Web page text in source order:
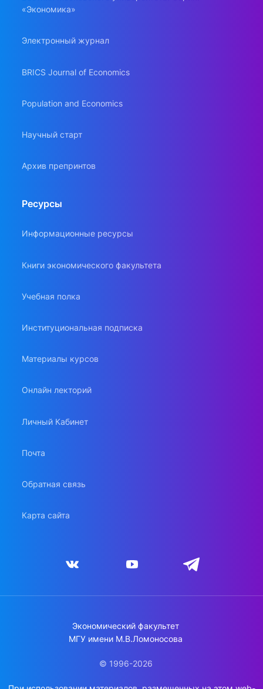
«Экономика»
Электронный журнал
BRICS Journal of Economics
Population and Economics
Научный старт
Архив препринтов
Ресурсы
Информационные ресурсы
Книги экономического факультета
Учебная полка
Институциональная подписка
Материалы курсов
Онлайн лекторий
Личный Кабинет
Почта
Обратная связь
Карта сайта
Экономический факультет
МГУ имени М.В.Ломоносова
© 1996-2026